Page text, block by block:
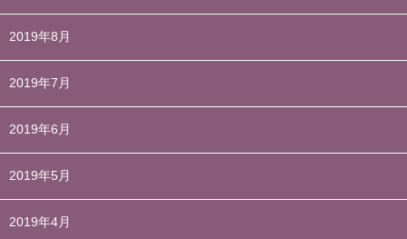
2019年8月
2019年7月
2019年6月
2019年5月
2019年4月